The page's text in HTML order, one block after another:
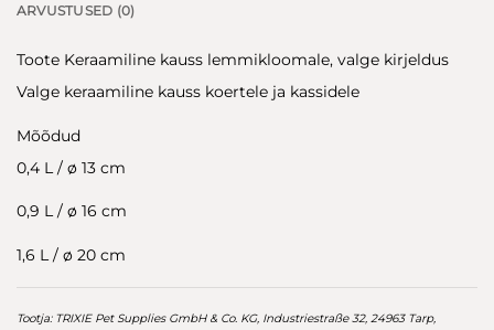
ARVUSTUSED (0)
Toote Keraamiline kauss lemmikloomale, valge kirjeldus
Valge keraamiline kauss koertele ja kassidele
Mõõdud
0,4 L / ø 13 cm
0,9 L / ø 16 cm
1,6 L / ø 20 cm
Tootja: TRIXIE Pet Supplies GmbH & Co. KG, Industriestraße 32, 24963 Tarp,